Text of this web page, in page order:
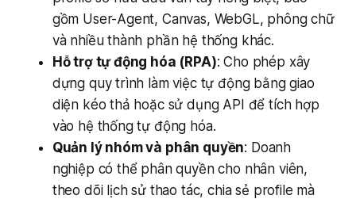
gồm User-Agent, Canvas, WebGL, phông chữ
và nhiều thành phần hệ thống khác.
Hỗ trợ tự động hóa (RPA): Cho phép xây
dựng quy trình làm việc tự động bằng giao
diện kéo thả hoặc sử dụng API để tích hợp
vào hệ thống tự động hóa.
Quản lý nhóm và phân quyền: Doanh
nghiệp có thể phân quyền cho nhân viên,
theo dõi lịch sử thao tác, chia sẻ profile mà